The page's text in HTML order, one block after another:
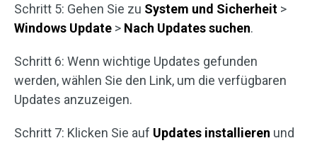
Schritt 5: Gehen Sie zu System und Sicherheit >
Windows Update > Nach Updates suchen.
Schritt 6: Wenn wichtige Updates gefunden
werden, wählen Sie den Link, um die verfügbaren
Updates anzuzeigen.
Schritt 7: Klicken Sie auf Updates installieren und